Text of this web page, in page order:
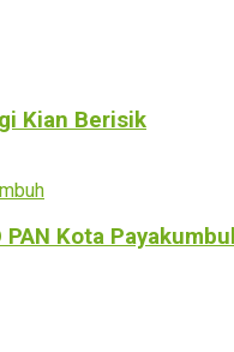
Kian Berisik
Kota